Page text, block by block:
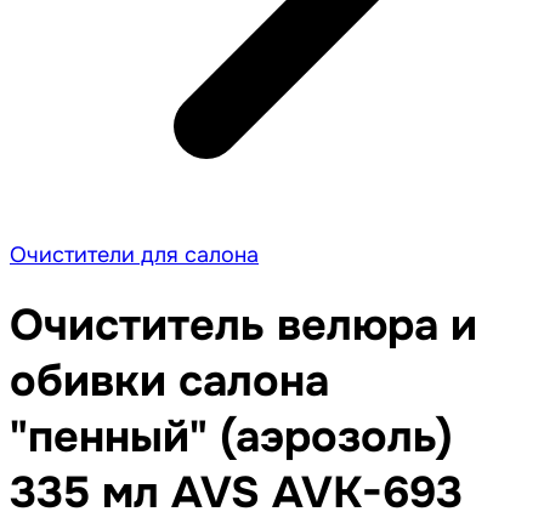
Очистители для салона
Очиститель велюра и
обивки салона
"пенный" (аэрозоль)
335 мл AVS AVK-693